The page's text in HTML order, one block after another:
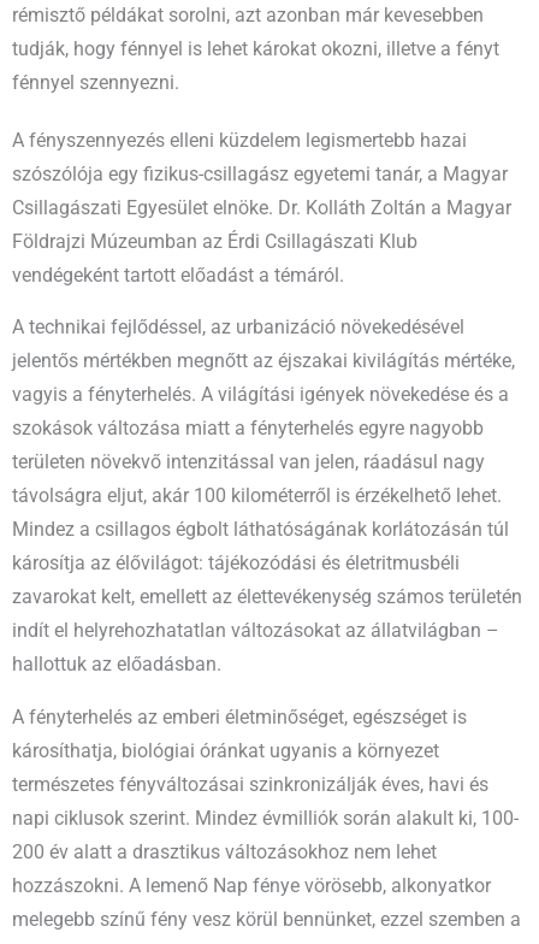
rémisztő példákat sorolni, azt azonban már kevesebben
tudják, hogy fénnyel is lehet károkat okozni, illetve a fényt
fénnyel szennyezni.
A fényszennyezés elleni küzdelem legismertebb hazai
szószólója egy fizikus-csillagász egyetemi tanár, a Magyar
Csillagászati Egyesület elnöke. Dr. Kolláth Zoltán a Magyar
Földrajzi Múzeumban az Érdi Csillagászati Klub
vendégeként tartott előadást a témáról.
A technikai fejlődéssel, az urbanizáció növekedésével
jelentős mértékben megnőtt az éjszakai kivilágítás mértéke,
vagyis a fényterhelés. A világítási igények növekedése és a
szokások változása miatt a fényterhelés egyre nagyobb
területen növekvő intenzitással van jelen, ráadásul nagy
távolságra eljut, akár 100 kilométerről is érzékelhető lehet.
Mindez a csillagos égbolt láthatóságának korlátozásán túl
károsítja az élővilágot: tájékozódási és életritmusbéli
zavarokat kelt, emellett az élettevékenység számos területén
indít el helyrehozhatatlan változásokat az állatvilágban –
hallottuk az előadásban.
A fényterhelés az emberi életminőséget, egészséget is
károsíthatja, biológiai óránkat ugyanis a környezet
természetes fényváltozásai szinkronizálják éves, havi és
napi ciklusok szerint. Mindez évmilliók során alakult ki, 100-
200 év alatt a drasztikus változásokhoz nem lehet
hozzászokni. A lemenő Nap fénye vörösebb, alkonyatkor
melegebb színű fény vesz körül bennünket, ezzel szemben a